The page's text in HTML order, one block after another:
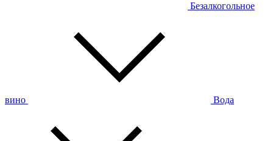
Безалкогольное
вино Вода